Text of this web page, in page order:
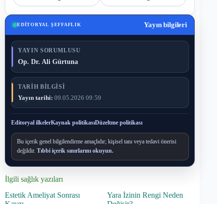
EDITORYAL ŞEFFAFLIK Yayın bilgileri
YAYIN SORUMLUSU
Op. Dr. Ali Gürtuna
TARIH BILGISI
Yayın tarihi: 09.05.2026 09:59
Editoryal ilkelerKaynak politikasıDüzeltme politikası
Bu içerik genel bilgilendirme amaçlıdır; kişisel tanı veya tedavi önerisi
değildir. Tıbbi içerik sınırlarını okuyun.
İlgili sağlık yazıları
Estetik Ameliyat Sonrası
Yara İzinin Rengi Neden